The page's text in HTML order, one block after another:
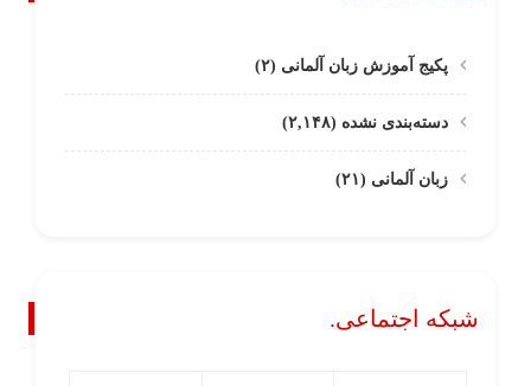
پکیج آموزش زبان آلمانی (۲)
دسته‌بندی نشده (۲,۱۴۸)
زبان آلمانی (۲۱)
شبکه اجتماعی.